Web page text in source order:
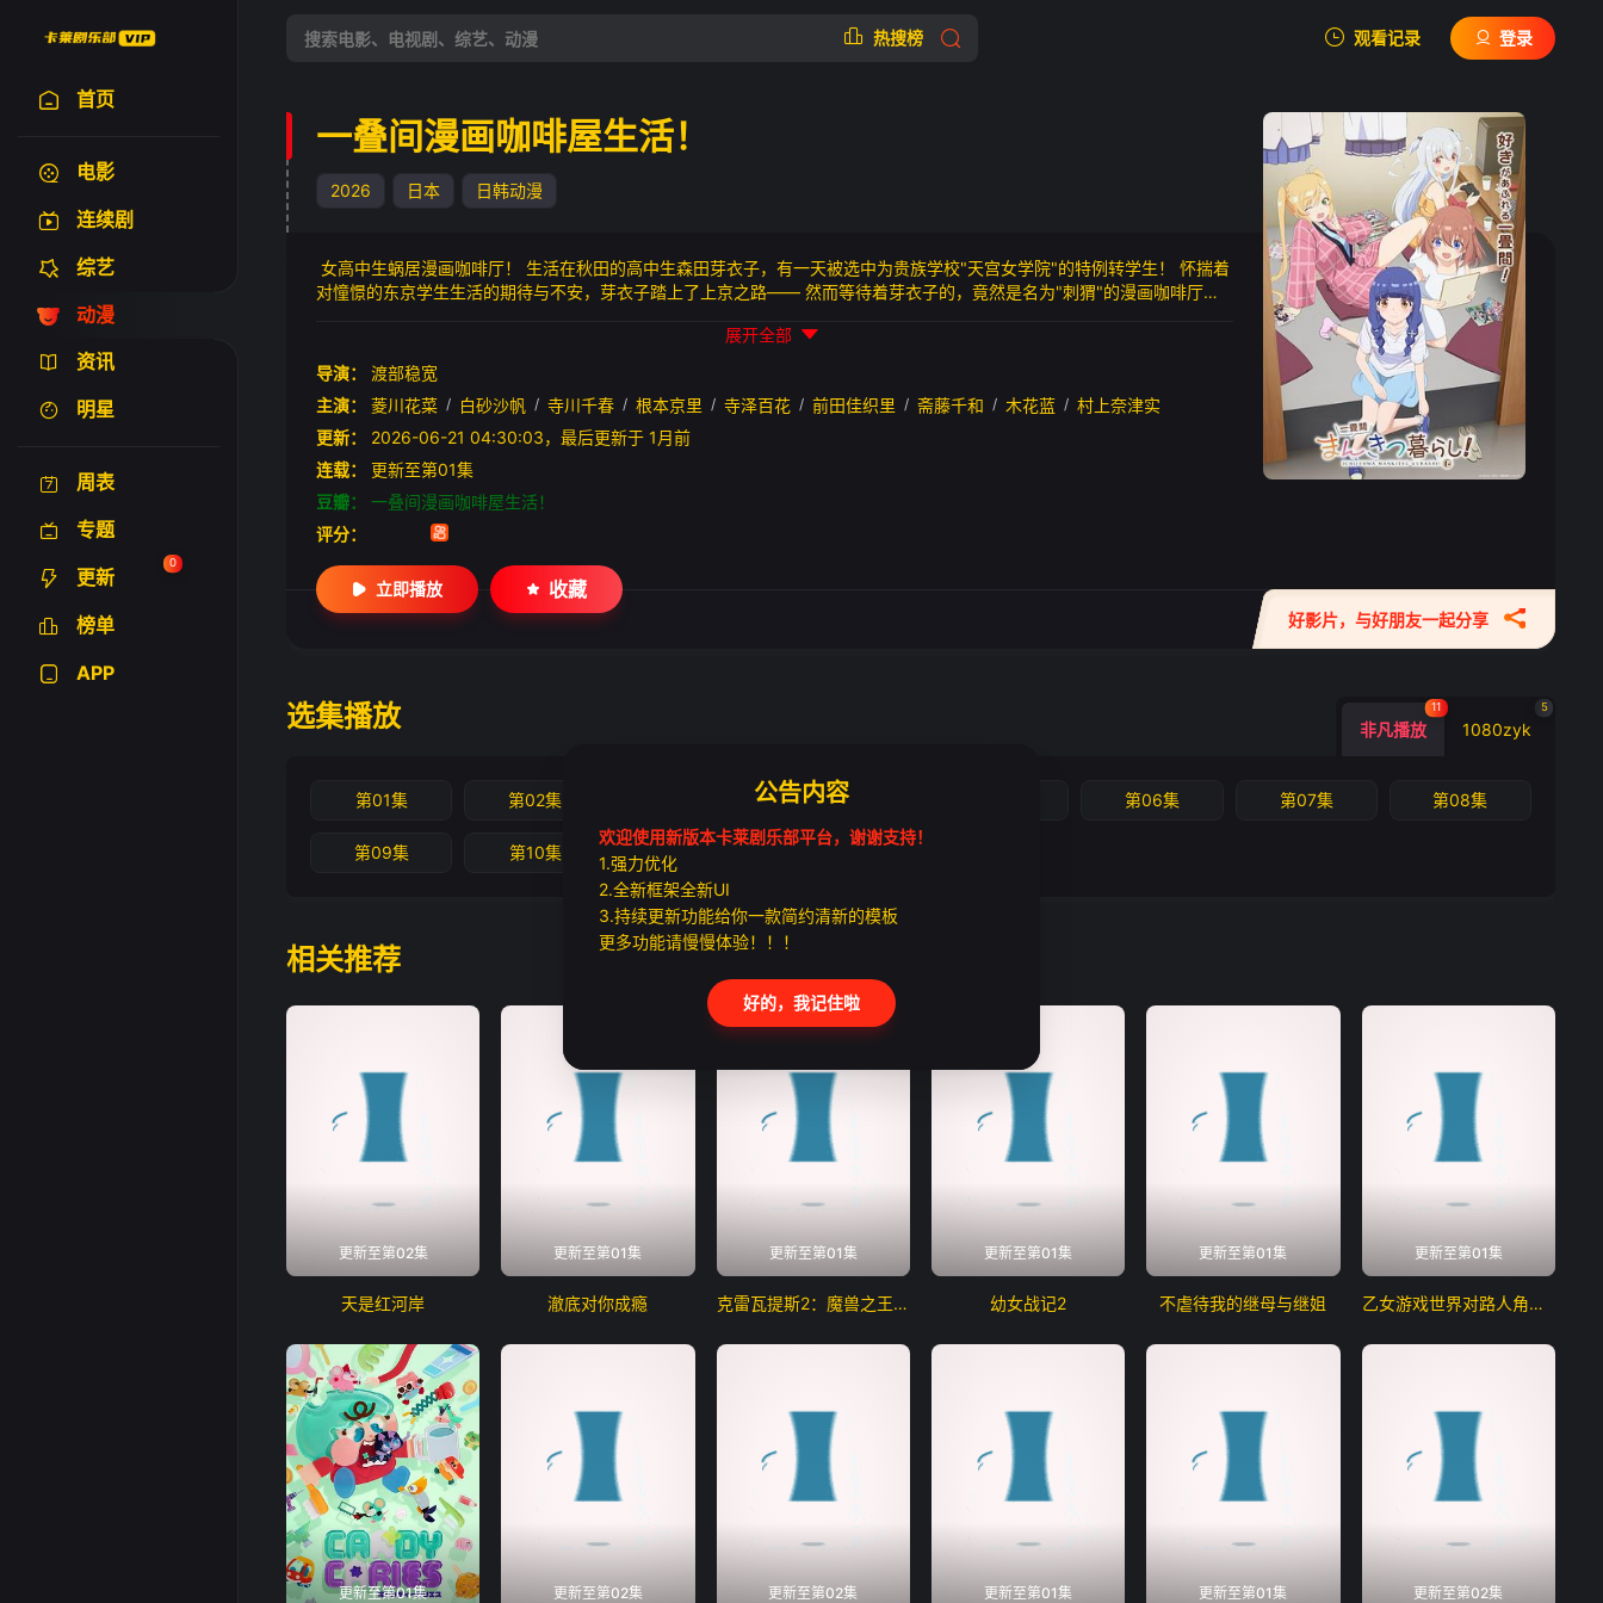
热搜榜 观看记录
暂无观看影片的记录
登录
首页
电影
连续剧
综艺
动漫
资讯
明星
周表
专题
更新
0
榜单
APP
一叠间漫画咖啡屋生活！
2026 日本 日韩动漫
女高中生蜗居漫画咖啡厅！ 生活在秋田的高中生森田芽衣子，有一天被选中为贵族学校"天宫女学院"的特例转学生！ 怀揣着
对憧憬的东京学生生活的期待与不安，芽衣子踏上了上京之路—— 然而等待着芽衣子的，竟然是名为"刺猬"的漫画咖啡厅！
展开全部
导演：
渡部稳宽
主演：
菱川花菜 / 白砂沙帆 / 寺川千春 / 根本京里 / 寺泽百花 / 前田佳织里 / 斋藤千和 / 木花蓝 / 村上奈津实
更新：
2026-06-21 04:30:03，最后更新于 1月前
连载：
更新至第01集
豆瓣：
一叠间漫画咖啡屋生活！
评分：
好影片，与好朋友一起分享
立即播放 收藏
选集播放 非凡播放
11
1080zyk
5
第01集 第02集 第04集 第06集 第07集 第08集
第09集 第10集 第11集
相关推荐
更新至第02集
天是红河岸
更新至第01集
澈底对你成瘾
更新至第01集
克雷瓦提斯2：魔兽之王与虚伪的勇者传承
更新至第01集
幼女战记2
更新至第01集
不虐待我的继母与继姐
更新至第01集
乙女游戏世界对路人角色很不友好第二季
更新至第01集 更新至第02集 更新至第02集 更新至第01集 更新至第01集 更新至第02集
公告内容
欢迎使用新版本卡莱剧乐部平台，谢谢支持！
1.强力优化
2.全新框架全新UI
3.持续更新功能给你一款简约清新的模板
更多功能请慢慢体验！！！
好的，我记住啦